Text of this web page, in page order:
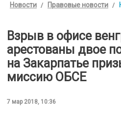
Новости Правовые новости
Взрыв в офисе
арестованы двое
на Закарпатье
миссию ОБСЕ
7 мар 2018, 10:36